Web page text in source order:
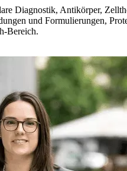
Diagnostik, Antikörper,
und Formulierungen,
Bereich.